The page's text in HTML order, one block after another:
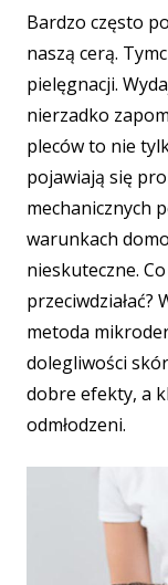
Bardzo często
naszą cerą.
pielęgnacji.
nierzadko
pleców to nie
pojawiają się
mechanicznych
warunkach
nieskuteczne.
metoda
dolegliwości
dobre efekty, a
odmłodzeni.